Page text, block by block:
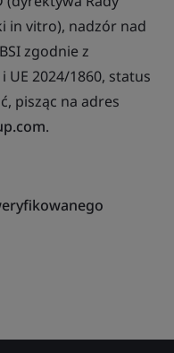
in vitro), nadzór nad
zgodnie z
UE 2024/1860, status
pisząc na adres
.